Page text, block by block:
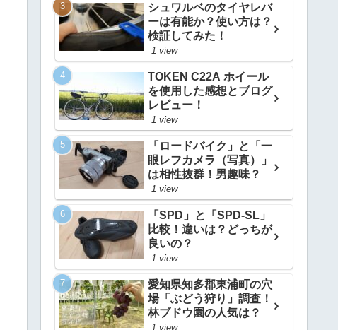
シュワルベのタイヤレバ
ーは有能か？使い方は？
検証してみた！
1 view
TOKEN C22A ホイール
を使用した感想とブログ
レビュー！
1 view
「ロードバイク」と「一
眼レフカメラ（写真）」
は相性抜群！男趣味？
1 view
「SPD」と「SPD-SL」
比較！違いは？どっちが
良いの？
1 view
愛知県知多郡東浦町の穴
場「ぶどう狩り」調査！
林ブドウ園の人気は？
1 view